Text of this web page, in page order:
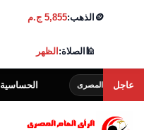
🪙 الذهب:5,855 ج.م
🕌الصلاة:الظهر
عاجل
المصرى الحساسية عند